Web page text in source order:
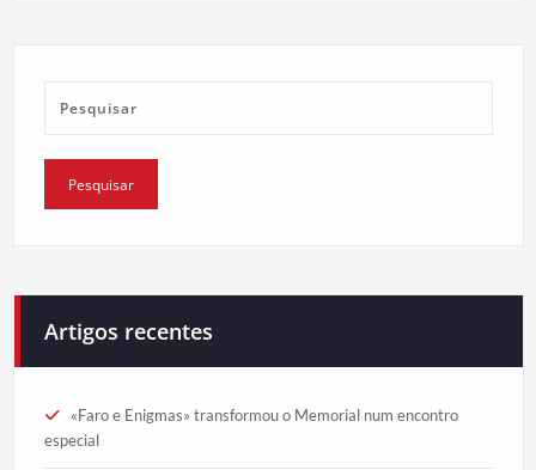
Artigos recentes
«Faro e Enigmas» transformou o Memorial num encontro
especial